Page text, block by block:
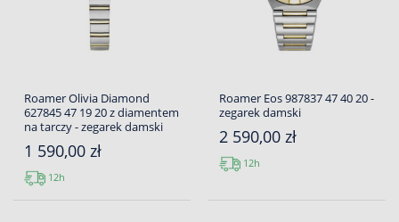
Roamer Olivia Diamond
627845 47 19 20 z diamentem
na tarczy - zegarek damski
1 590,00 zł
12h
Roamer Eos 987837 47 40 20 -
zegarek damski
2 590,00 zł
12h